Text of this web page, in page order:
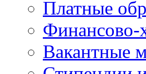
Платные
Финансово-
Вакантные